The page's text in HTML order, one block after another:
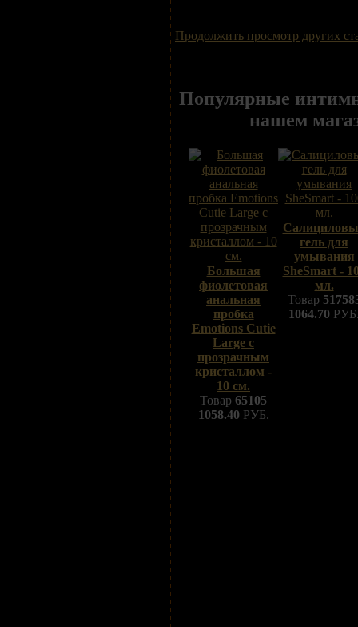
Продолжить просмотр других
Популярные
нашем
Большая
фиолетовая
анальная
пробка
Emotions Cutie
Large с
прозрачным
кристаллом -
10 см.
Товар 65105
1058.40РУБ.
гель для
умывания
SheSmart -
мл.
Товар
1064.70